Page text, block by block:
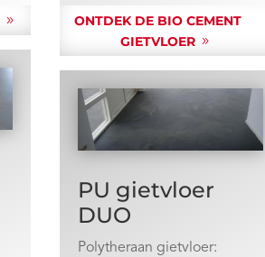
ONTDEK DE BIO CEMENT
GIETVLOER
PU gietvloer
DUO
Polytheraan gietvloer: